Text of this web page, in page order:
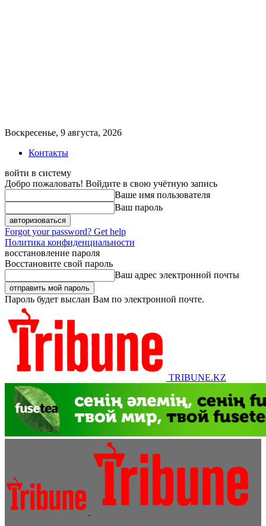
Воскресенье, 9 августа, 2026
Контакты
войти в систему
Добро пожаловать! Войдите в свою учётную запись
Ваше имя пользователя
Ваш пароль
Forgot your password? Get help
Политика конфиденциальности
восстановление пароля
Восстановите свой пароль
Ваш адрес электронной почты
Пароль будет выслан Вам по электронной почте.
TRIBUNE.KZ